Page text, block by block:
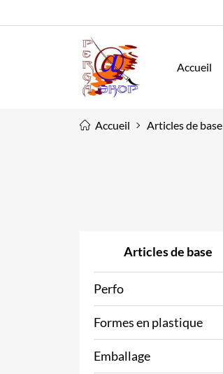
Accueil
Accueil Articles de base
Articles de base
Perfo
Formes en plastique
Emballage